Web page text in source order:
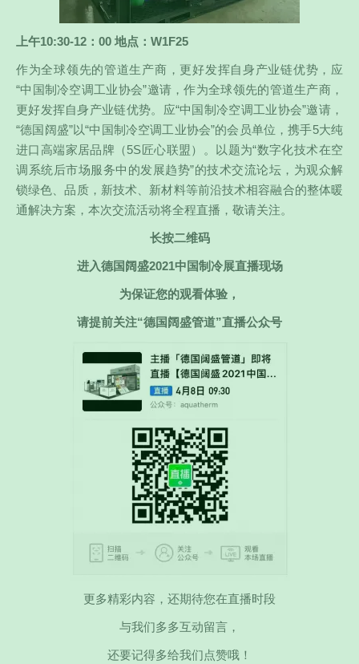
上午10:30-12：00 地点：W1F25
作为全球领先的管道生产商，更好发挥自身产业链优势，应
“中国制冷空调工业协会”邀请，作为全球领先的管道生产商，
更好发挥自身产业链优势。应“中国制冷空调工业协会”邀请，
“德国阔盛”以“中国制冷空调工业协会”的会员单位，携手5大纯
进口高端家居品牌（5S匠心联盟）。以题为“数字化技术在空
调系统后市场服务中的发展趋势”的技术交流论坛，为观众解
锁绿色、品质，新技术、新材料等前沿技术相容融合的整体暖
通解决方案，本次交流活动将全程直播，敬请关注。
长按二维码
进入德国阔盛2021中国制冷展直播现场
为保证您的观看体验，
请提前关注“德国阔盛管道”直播公众号
更多精彩内容，还期待您在直播时段
与我们多多互动留言，
还要记得多给我们点赞哦！